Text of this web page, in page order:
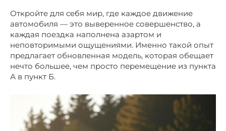
Откройте для себя мир, где каждое движение
автомобиля — это выверенное совершенство, а
каждая поездка наполнена азартом и
неповторимыми ощущениями. Именно такой опыт
предлагает обновленная модель, которая обещает
нечто большее, чем просто перемещение из пункта
А в пункт Б.